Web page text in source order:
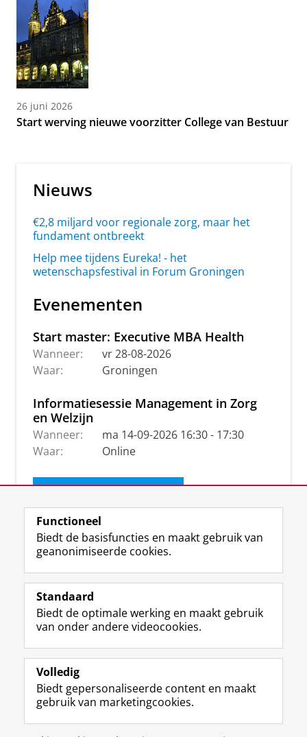
26 juni 2026
Start werving nieuwe voorzitter College van Bestuur
Nieuws
€2,8 miljard voor regionale zorg, maar het
fundament ontbreekt
Help mee tijdens Eureka! - het
wetenschapsfestival in Forum Groningen
Evenementen
Start master: Executive MBA Health
Wanneer:
vr 28-08-2026
Waar:
Groningen
Informatiesessie Management in Zorg
en Welzijn
Wanneer:
ma 14-09-2026 16:30 - 17:30
Waar:
Online
Ontvang de nieuwsbrief
n
s
i
o
Functioneel
Biedt de basisfuncties en maakt gebruik van
geanonimiseerde cookies.
Standaard
Biedt de optimale werking en maakt gebruik
van onder andere videocookies.
Volledig
Biedt gepersonaliseerde content en maakt
gebruik van marketingcookies.